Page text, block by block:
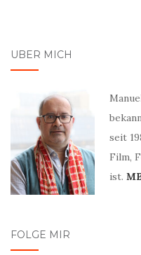
ÜBER MICH
seit
Film,
ist.
FOLGE MIR